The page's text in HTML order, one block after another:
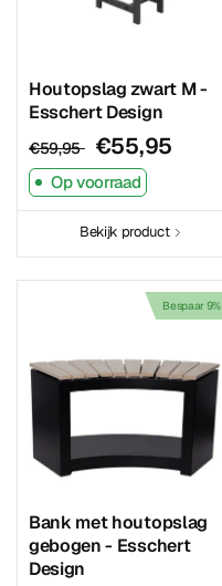
Houtopslag zwart M -
Esschert Design
€59,95 €55,95
Op voorraad
Bekijk product
Bespaar 9%
Bank met houtopslag
gebogen - Esschert
Design